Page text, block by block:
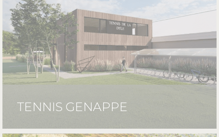
TENNIS GENAPPE